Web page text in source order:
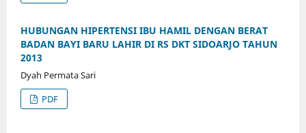
HUBUNGAN HIPERTENSI IBU HAMIL DENGAN BERAT
BADAN BAYI BARU LAHIR DI RS DKT SIDOARJO TAHUN
2013
Dyah Permata Sari
PDF